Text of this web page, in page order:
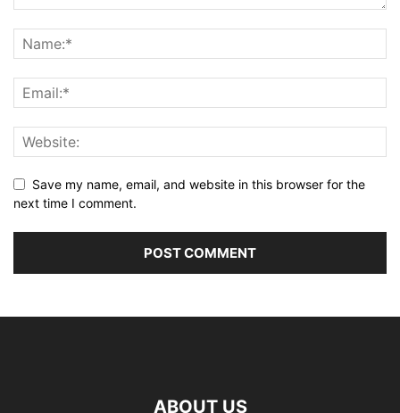
Save my name, email, and website in this browser for the
next time I comment.
ABOUT US